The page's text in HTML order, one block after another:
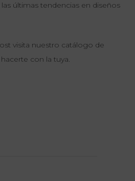
últimas tendencias en diseños
visita nuestro catálogo de
hacerte con la tuya.